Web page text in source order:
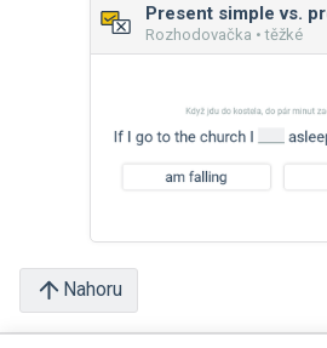
Rozhodovačka • těžké
Nahoru